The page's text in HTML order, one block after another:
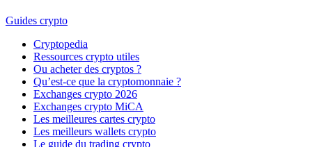
Guides crypto
Cryptopedia
Ressources crypto utiles
Ou acheter des cryptos ?
Qu’est-ce que la cryptomonnaie ?
Exchanges crypto 2026
Exchanges crypto MiCA
Les meilleures cartes crypto
Les meilleurs wallets crypto
Le guide du trading crypto